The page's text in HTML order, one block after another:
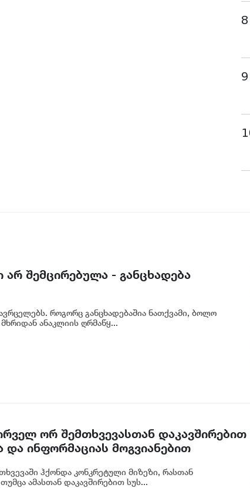
8
9
არ შემცირებულა - განცხადება
როგორც განცხადებაშია ნათქვამი, ბოლო
ანაკლიის ღრმაწყ...
ორ შემთხვევასთან დაკავშირებით
და ინფორმაციას მოგვიანებით
სარეაბილიტაციო სამუშაოები
ჰქონდა კონკრეტული მიზეზი, რასთან
ამასთან დაკავშირებით სუს...